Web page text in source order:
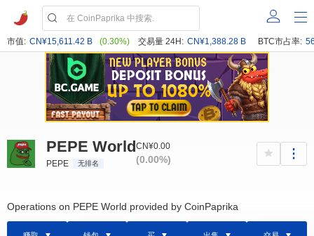
市值: CN¥15,611.42 B (0.30%) 交易量 24H: CN¥1,388.28 B BTC市占率:
PEPE World
PEPE 无排名
CN¥0.00
(0.00%)
Operations on PEPE World provided by CoinPaprika